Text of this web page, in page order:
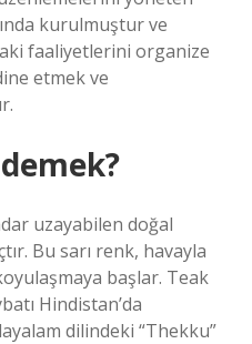
kurulmuştur ve
faaliyetlerini organize
etmek ve
uzayabilen doğal
Bu sarı renk, havayla
başlar. Teak
Hindistan’da
dilindeki “Thekku”